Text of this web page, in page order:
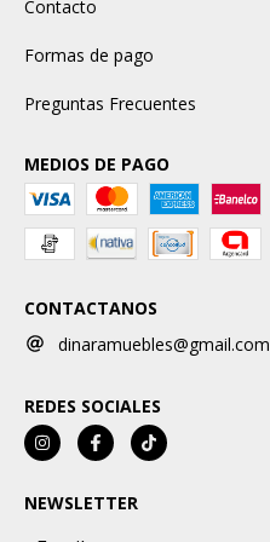
Contacto
Formas de pago
Preguntas Frecuentes
MEDIOS DE PAGO
CONTACTANOS
dinaramuebles@gmail.com
REDES SOCIALES
NEWSLETTER